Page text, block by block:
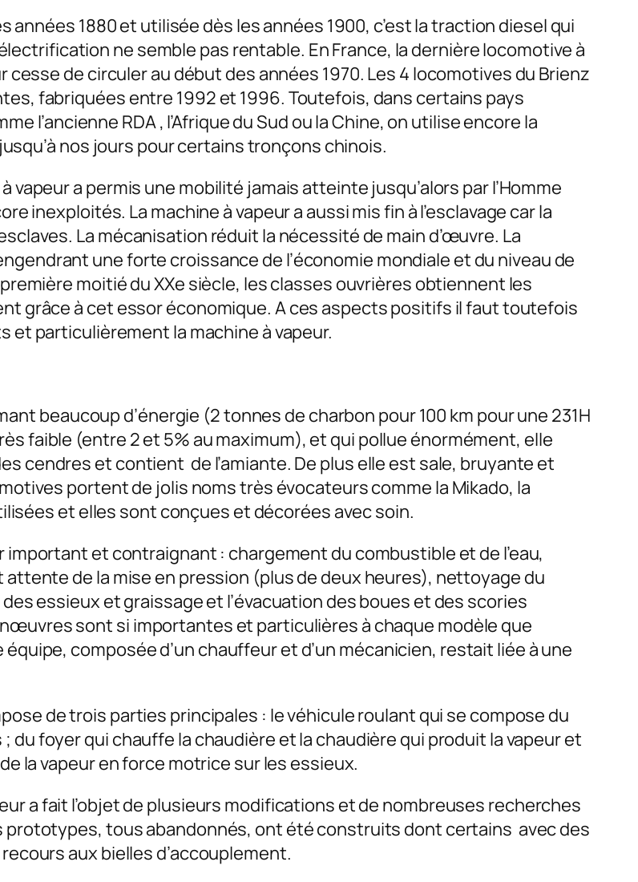
années 1880 et utilisée dès les années 1900, c’est la traction diesel qui
ne semble pas rentable. En France, la dernière locomotive à
de circuler au début des années 1970. Les 4 locomotives du Brienz
fabriquées entre 1992 et 1996. Toutefois, dans certains pays
l’ancienne RDA , l’Afrique du Sud ou la Chine, on utilise encore la
nos jours pour certains tronçons chinois.
a permis une mobilité jamais atteinte jusqu’alors par l’Homme
inexploités. La machine à vapeur a aussi mis fin à l’esclavage car la
La mécanisation réduit la nécessité de main d’œuvre. La
une forte croissance de l’économie mondiale et du niveau de
moitié du XXe siècle, les classes ouvrières obtiennent les
grâce à cet essor économique. A ces aspects positifs il faut toutefois
particulièrement la machine à vapeur.
beaucoup d’énergie (2 tonnes de charbon pour 100 km pour une 231H
faible (entre 2 et 5% au maximum), et qui pollue énormément, elle
cendres et contient de l’amiante. De plus elle est sale, bruyante et
portent de jolis noms très évocateurs comme la Mikado, la
et elles sont conçues et décorées avec soin.
et contraignant : chargement du combustible et de l’eau,
de la mise en pression (plus de deux heures), nettoyage du
essieux et graissage et l’évacuation des boues et des scories
sont si importantes et particulières à chaque modèle que
composée d’un chauffeur et d’un mécanicien, restait liée à une
de trois parties principales : le véhicule roulant qui se compose du
foyer qui chauffe la chaudière et la chaudière qui produit la vapeur et
la vapeur en force motrice sur les essieux.
a fait l’objet de plusieurs modifications et de nombreuses recherches
prototypes, tous abandonnés, ont été construits dont certains avec des
aux bielles d’accouplement.